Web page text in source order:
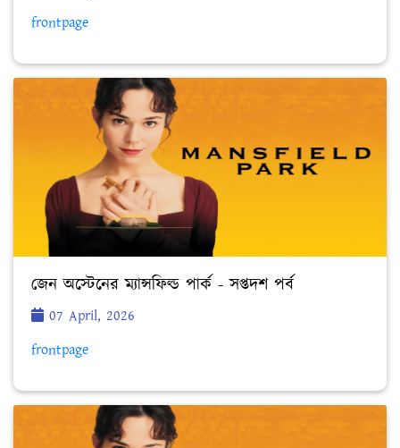
frontpage
জেন অস্টেনের ম্যান্সফিল্ড পার্ক - সপ্তদশ পর্ব
07 April, 2026
frontpage